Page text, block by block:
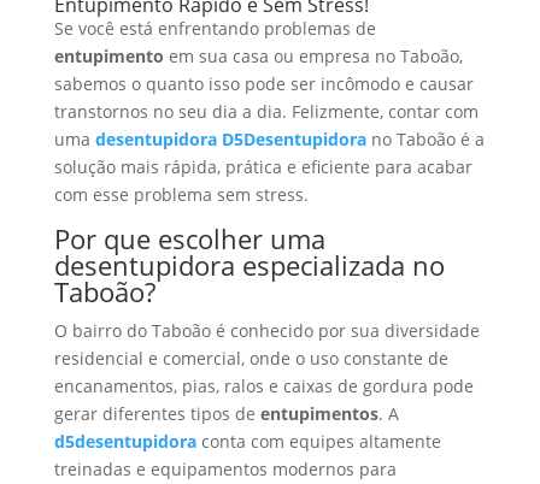
Entupimento Rápido e Sem Stress!
Se você está enfrentando problemas de
entupimento em sua casa ou empresa no Taboão,
sabemos o quanto isso pode ser incômodo e causar
transtornos no seu dia a dia. Felizmente, contar com
uma desentupidora D5Desentupidorano Taboão é a
solução mais rápida, prática e eficiente para acabar
com esse problema sem stress.
Por que escolher uma
desentupidora especializada no
Taboão?
O bairro do Taboão é conhecido por sua diversidade
residencial e comercial, onde o uso constante de
encanamentos, pias, ralos e caixas de gordura pode
gerar diferentes tipos de entupimentos. A
d5desentupidoraconta com equipes altamente
treinadas e equipamentos modernos para